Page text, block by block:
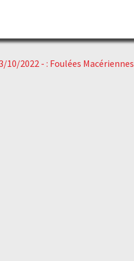
10/2022 - : Foulées Macériennes